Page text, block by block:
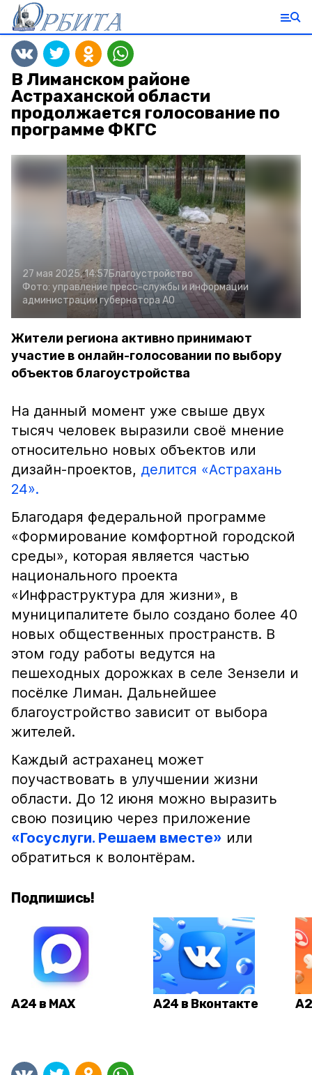
В Лиманском районе
Астраханской области
продолжается голосование по
программе ФКГС
27 мая 2025, 14:57Благоустройство
Фото: управление пресс-службы и информации
администрации губернатора АО
Жители региона активно принимают
участие в онлайн-голосовании по выбору
объектов благоустройства
На данный момент уже свыше двух
тысяч человек выразили своё мнение
относительно новых объектов или
дизайн-проектов, делится «Астрахань
24».
Благодаря федеральной программе
«Формирование комфортной городской
среды», которая является частью
национального проекта
«Инфраструктура для жизни», в
муниципалитете было создано более 40
новых общественных пространств. В
этом году работы ведутся на
пешеходных дорожках в селе Зензели и
посёлке Лиман. Дальнейшее
благоустройство зависит от выбора
жителей.
Каждый астраханец может
поучаствовать в улучшении жизни
области. До 12 июня можно выразить
свою позицию через приложение
«Госуслуги. Решаем вместе» или
обратиться к волонтёрам.
Подпишись!
А24 в MAX А24 в Вконтакте